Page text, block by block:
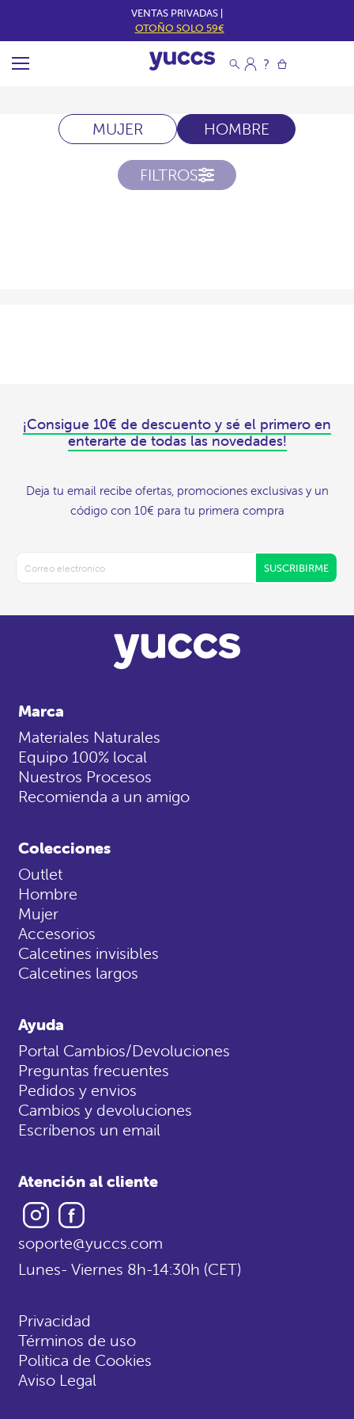
VENTAS PRIVADAS |
OTOÑO SOLO 59€
MUJER HOMBRE
FILTROS
¡Consigue 10€ de descuento y sé el primero en
enterarte de todas las novedades!
Deja tu email recibe ofertas, promociones exclusivas y un
código con 10€ para tu primera compra
SUSCRIBIRME
Marca
Materiales Naturales
Equipo 100% local
Nuestros Procesos
Recomienda a un amigo
Colecciones
Outlet
Hombre
Mujer
Accesorios
Calcetines invisibles
Calcetines largos
Ayuda
Portal Cambios/Devoluciones
Preguntas frecuentes
Pedidos y envios
Cambios y devoluciones
Escríbenos un email
Atención al cliente
Instagram
soporte@yuccs.com
Lunes- Viernes 8h-14:30h (CET)
Privacidad
Términos de uso
Politica de Cookies
Aviso Legal